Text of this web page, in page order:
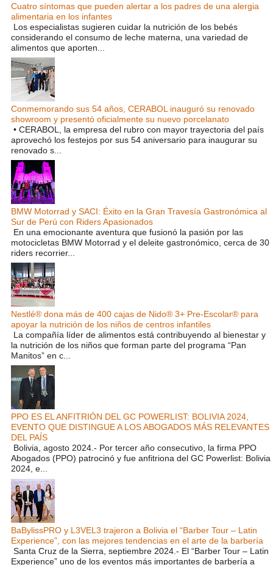
Cuatro síntomas que pueden alertar a los padres de una alergia
alimentaria en los infantes
Los especialistas sugieren cuidar la nutrición de los bebés
considerando el consumo de leche materna, una variedad de
alimentos que aporten...
Conmemorando sus 54 años, CERABOL inauguró su renovado
showroom y presentó oficialmente su nuevo porcelanato
• CERABOL, la empresa del rubro con mayor trayectoria del país
aprovechó los festejos por sus 54 aniversario para inaugurar su
renovado s...
BMW Motorrad y SACI: Éxito en la Gran Travesía Gastronómica al
Sur de Perú con Riders Apasionados
En una emocionante aventura que fusionó la pasión por las
motocicletas BMW Motorrad y el deleite gastronómico, cerca de 30
riders recorrier...
Nestlé® dona más de 400 cajas de Nido® 3+ Pre-Escolar® para
apoyar la nutrición de los niños de centros infantiles
La compañía líder de alimentos está contribuyendo al bienestar y
la nutrición de los niños que forman parte del programa “Pan
Manitos” en c...
PPO ES EL ANFITRIÓN DEL GC POWERLIST: BOLIVIA 2024,
EVENTO QUE DISTINGUE A LOS ABOGADOS MÁS RELEVANTES
DEL PAÍS
Bolivia, agosto 2024.- Por tercer año consecutivo, la firma PPO
Abogados (PPO) patrocinó y fue anfitriona del GC Powerlist: Bolivia
2024, e...
BaBylissPRO y L3VEL3 trajeron a Bolivia el “Barber Tour – Latin
Experience”, con las mejores tendencias en el arte de la barbería
Santa Cruz de la Sierra, septiembre 2024.- El “Barber Tour – Latin
Experience” uno de los eventos más importantes de barbería a